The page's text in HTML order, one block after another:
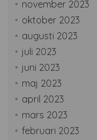
november 2023
oktober 2023
augusti 2023
juli 2023
juni 2023
maj 2023
april 2023
mars 2023
februari 2023